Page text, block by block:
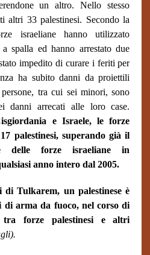
un altro. Nello stesso
altri 33 palestinesi. Secondo la
israeliane hanno utilizzato
spalla ed hanno arrestato due
impedito di curare i feriti per
ha subito danni da proiettili
tra cui sei minori, sono
danni arrecati alle loro case.
e Israele, le forze
palestinesi, superando già il
delle forze israeliane in
anno intero dal 2005.
Tulkarem, un palestinese è
di arma da fuoco, nel corso di
forze palestinesi e altri